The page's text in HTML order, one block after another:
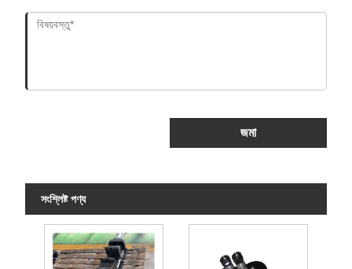
জমা
সংশ্লিষ্ট পণ্য